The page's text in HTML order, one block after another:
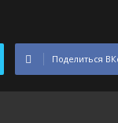
Поделиться